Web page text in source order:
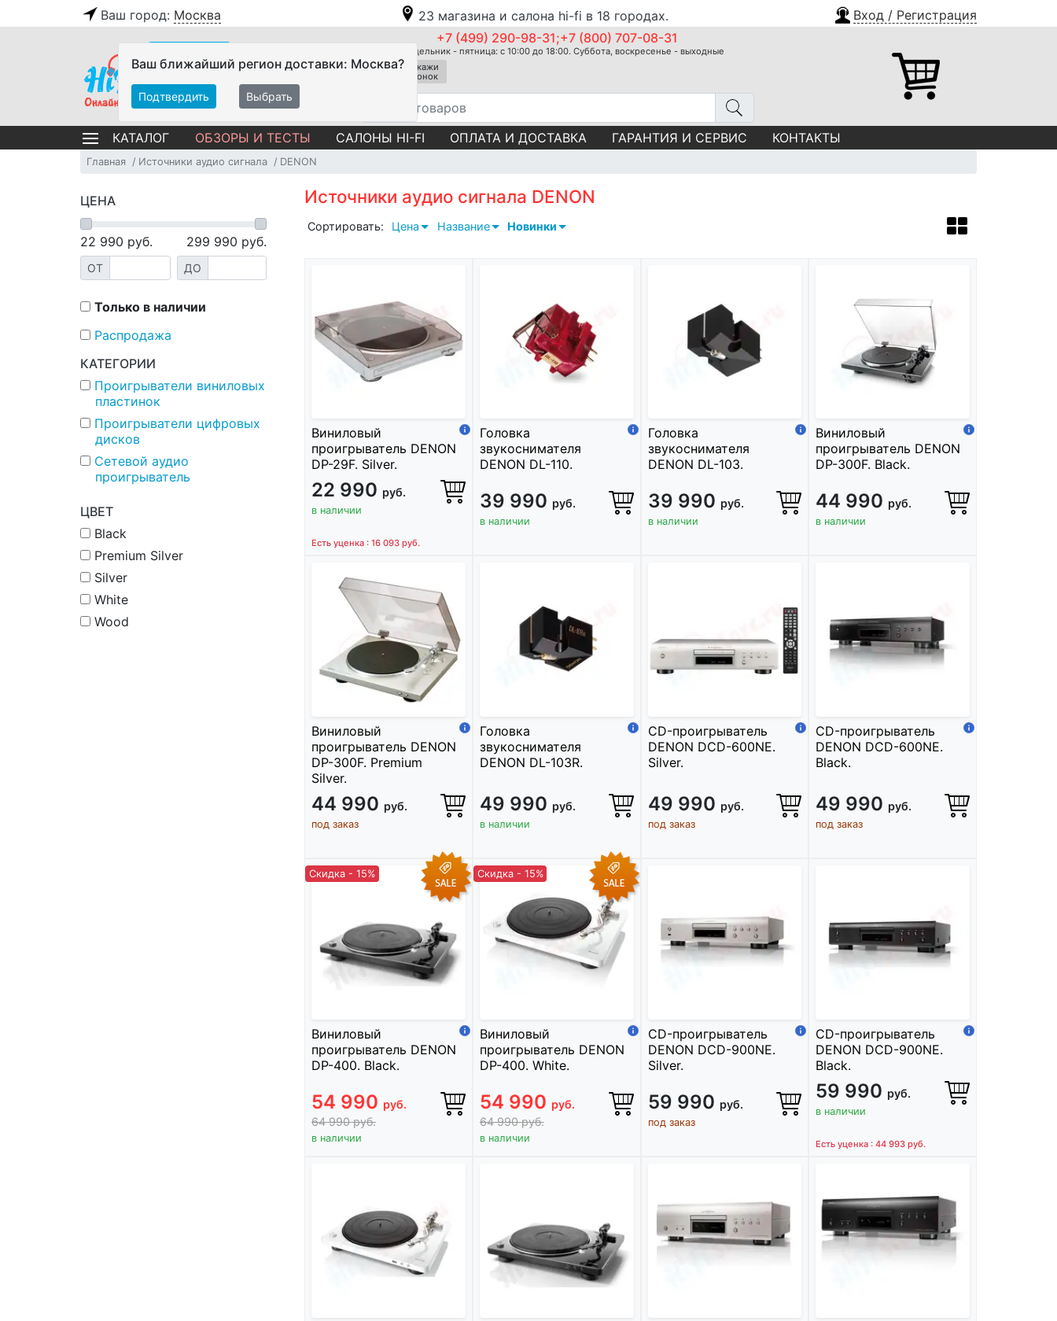
Ваш город: Москва 23 магазина и салона hi-fi в 18 городах. Вход / Регистрация
Ваш ближайший регион доставки: Москва?
Подтвердить Выбрать
+7 (499) 290-98-31;+7 (800) 707-08-31
Понедельник - пятница: с 10:00 до 18:00. Суббота, воскресенье - выходные
Закажи
звонок
КАТАЛОГ ОБЗОРЫ И ТЕСТЫ САЛОНЫ HI-FI ОПЛАТА И ДОСТАВКА ГАРАНТИЯ И СЕРВИС КОНТАКТЫ
Главная Источники аудио сигнала DENON
Источники аудио сигнала DENON
Сортировать: Цена Название Новинки
Виниловый
проигрыватель DENON
DP-29F. Silver.
22 990 руб.
в наличии
Есть уценка : 16 093 руб.
Головка
звукоснимателя
DENON DL-110.
39 990 руб.
в наличии
Головка
звукоснимателя
DENON DL-103.
39 990 руб.
в наличии
Виниловый
проигрыватель DENON
DP-300F. Black.
44 990 руб.
в наличии
Виниловый
проигрыватель DENON
DP-300F. Premium
Silver.
44 990 руб.
под заказ
Головка
звукоснимателя
DENON DL-103R.
49 990 руб.
в наличии
CD-проигрыватель
DENON DCD-600NE.
Silver.
49 990 руб.
под заказ
CD-проигрыватель
DENON DCD-600NE.
Black.
49 990 руб.
под заказ
Скидка - 15%
Виниловый
проигрыватель DENON
DP-400. Black.
54 990 руб.
64 990руб.
в наличии
Скидка - 15%
Виниловый
проигрыватель DENON
DP-400. White.
54 990 руб.
64 990руб.
в наличии
CD-проигрыватель
DENON DCD-900NE.
Silver.
59 990 руб.
под заказ
CD-проигрыватель
DENON DCD-900NE.
Black.
59 990 руб.
в наличии
Есть уценка : 44 993руб.
ЦЕНА
22 990 руб. 299 990 руб.
ОТ ДО
Только в наличии
Распродажа
КАТЕГОРИИ
Проигрыватели виниловых
пластинок
Проигрыватели цифровых
дисков
Сетевой аудио
проигрыватель
ЦВЕТ
Black
Premium Silver
Silver
White
Wood